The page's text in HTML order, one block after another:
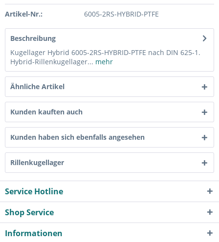
Artikel-Nr.: 6005-2RS-HYBRID-PTFE
Beschreibung
Kugellager Hybrid 6005-2RS-HYBRID-PTFE nach DIN 625-1.
Hybrid-Rillenkugellager... mehr
Ähnliche Artikel
Kunden kauften auch
Kunden haben sich ebenfalls angesehen
Rillenkugellager
Service Hotline
Shop Service
Informationen